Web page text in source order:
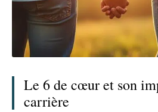
Le 6 de cœur et son
carrière